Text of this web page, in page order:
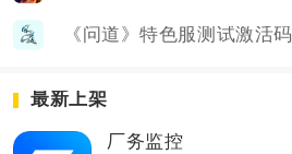
《问道》特色服测试激活码
最新上架
厂务监控